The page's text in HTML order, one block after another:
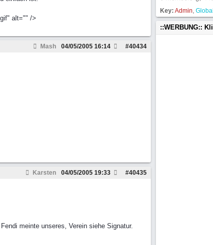
alt="" />
Mash #40434
04/05/2005 16:14
Karsten #40435
04/05/2005 19:33
meinte unseres, Verein siehe Signatur.
Key: Admin,
::WERBUNG::